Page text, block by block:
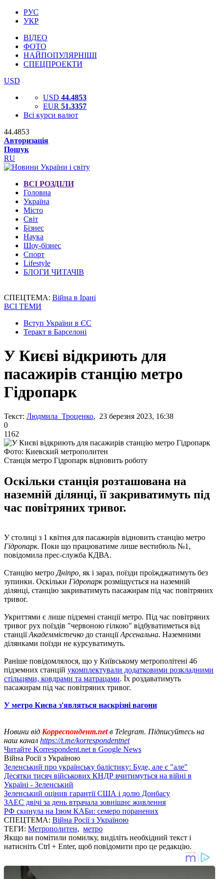
РУС
УКР
ВІДЕО
ФОТО
НАЙПОПУЛЯРНІШІ
СПЕЦПРОЕКТИ
USD
USD 44.4853
EUR 51.3357
Всі курси валют
44.4853
Авторизація
Пошук
RU
ВСІ РОЗДІЛИ
Головна
Україна
Місто
Світ
Бізнес
Наука
Шоу-бізнес
Спорт
Lifestyle
БЛОГИ ЧИТАЧІВ
СПЕЦТЕМА: Війна в Ірані
ВСІ ТЕМИ
Вступ України в ЄС
Теракт в Барселоні
У Києві відкриють для
пасажирів станцію метро
Гідропарк
Текст: Людмила Троценко, 23 березня 2023, 16:38
0
1162
Фото: Киевский метрополитен
Станція метро Гідропарк відновить роботу
Оскільки станція розташована на
наземній ділянці, її закриватимуть під
час повітряних тривог.
У столиці з 1 квітня для пасажирів відновить станцію метро
Гідропарк. Поки що працюватиме лише вестибюль №1,
повідомила прес-служба КДВА.
Станцію метро Дніпро, як і зараз, поїзди проїжджатимуть без
зупинки. Оскільки Гідропаркрозміщується на наземній
ділянці, станцію закриватимуть пасажирам під час повітряних
тривог.
Укриттями є лише підземні станції метро. Під час повітряних
тривог рух поїздів "червоною гілкою" відбуватиметься від
станціїАкадеммістечко до станціїАрсенальна. Наземними
ділянками поїзди не курсуватимуть.
Раніше повідомлялося, що у Київському метрополітені 46
підземних станцій укомплектували додатковими розкладними
стільцями, ковдрами та матрацами. Їх роздаватимуть
пасажирам під час повітряних тривог.
У метро Києва з'являться наскрізні вагони
Новини від Корреспондент.netв Telegram. Підписуйтесь на
наш канал https://t.me/korrespondentnet
Читайте Korrespondent.net в Google News
Війна Росії з Україною
Зеленський про українську балістику: Буде, але є "але"
Десятки тисяч військових КНДР вчитимуться на війні в
Україні - Зеленський
Зеленський оцінив гарантії США і долю Донбасу
ЗАЕС двічі за день втрачала зовнішнє живлення
РФ скинула на Ізюм КАБи: семеро поранених
СПЕЦТЕМА: Війна Росії з Україною
ТЕГИ: Метрополитен, метро
Якщо ви помітили помилку, виділіть необхідний текст і
натисніть Ctrl + Enter, щоб повідомити про це редакцію.